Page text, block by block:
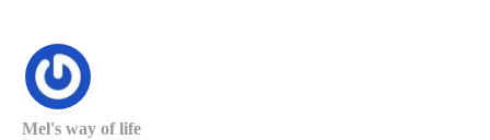
Mel's way of life